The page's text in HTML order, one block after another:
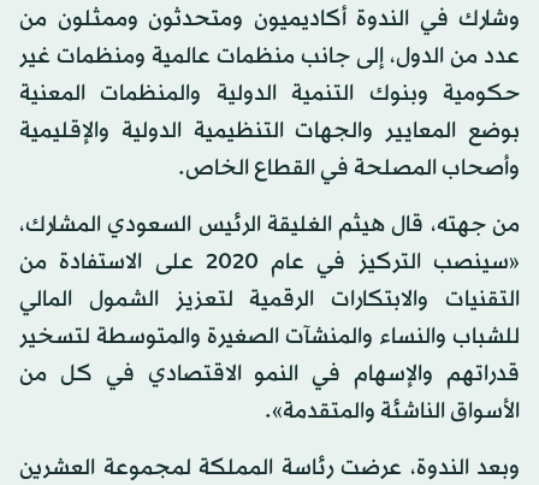
وشارك في الندوة أكاديميون ومتحدثون وممثلون من
عدد من الدول، إلى جانب منظمات عالمية ومنظمات غير
حكومية وبنوك التنمية الدولية والمنظمات المعنية
بوضع المعايير والجهات التنظيمية الدولية والإقليمية
وأصحاب المصلحة في القطاع الخاص.
من جهته، قال هيثم الغليقة الرئيس السعودي المشارك،
«سينصب التركيز في عام 2020 على الاستفادة من
التقنيات والابتكارات الرقمية لتعزيز الشمول المالي
للشباب والنساء والمنشآت الصغيرة والمتوسطة لتسخير
قدراتهم والإسهام في النمو الاقتصادي في كل من
الأسواق الناشئة والمتقدمة».
وبعد الندوة، عرضت رئاسة المملكة لمجموعة العشرين